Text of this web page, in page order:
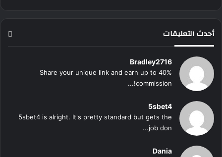
أحدث التعليقات
Bradley2716
Share your unique link and earn up to 40%
commission!...
5sbet4
5sbet4 is alright. It's pretty standard but gets the
job don...
Dania